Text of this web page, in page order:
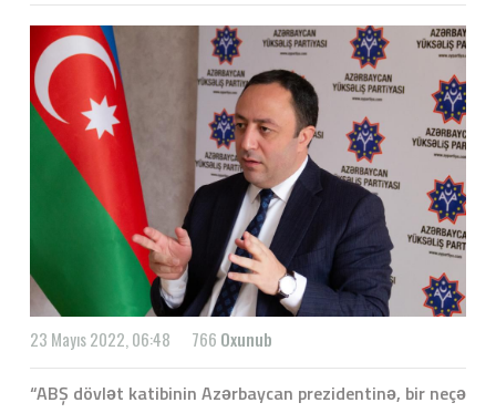
23 Mayıs 2022, 06:48 766 Oxunub
“ABŞ dövlət katibinin Azərbaycan prezidentinə, bir neçə